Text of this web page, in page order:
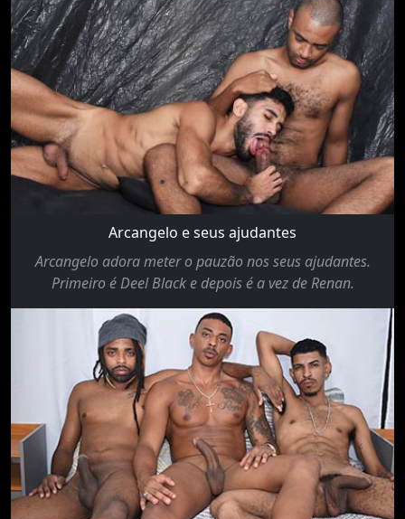
Arcangelo e seus ajudantes
Arcangelo adora meter o pauzão nos seus ajudantes.
Primeiro é Deel Black e depois é a vez de Renan.